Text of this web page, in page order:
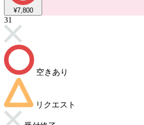
¥7,800
31
空きあり
リクエスト